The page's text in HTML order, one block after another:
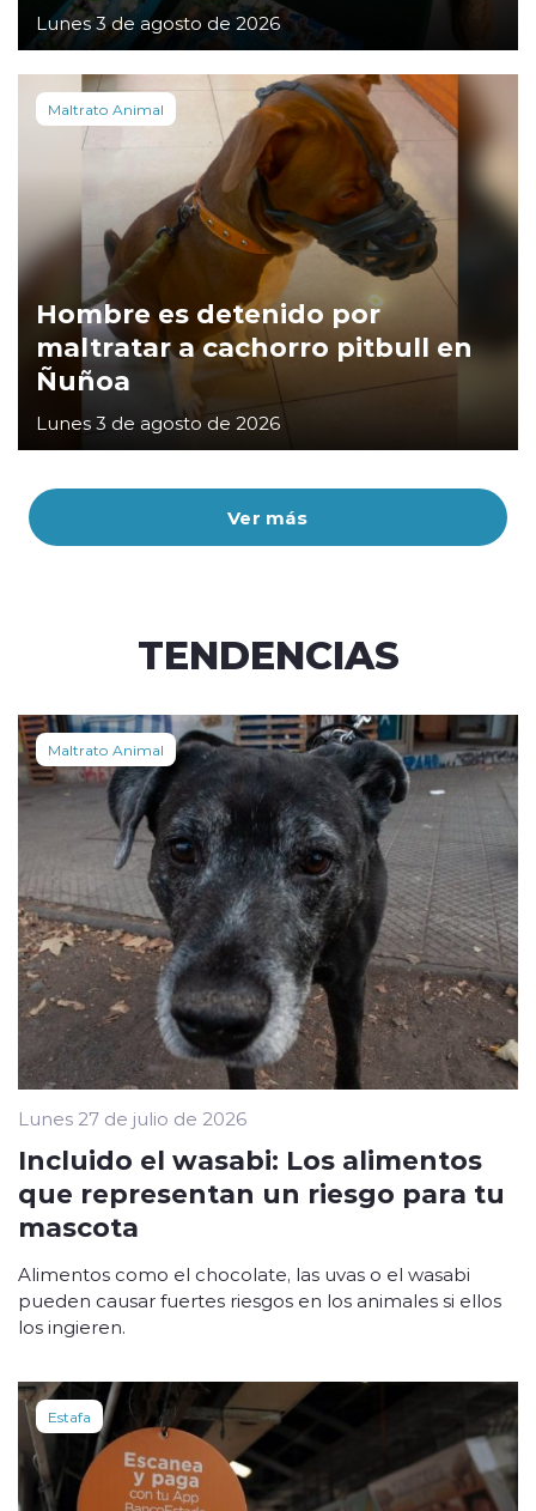
Ver más
Lunes 3 de agosto de 2026
Maltrato Animal
Hombre es detenido por
maltratar a cachorro pitbull en
Ñuñoa
Lunes 3 de agosto de 2026
TENDENCIAS
Maltrato Animal
Lunes 27 de julio de 2026
Incluido el wasabi: Los alimentos
que representan un riesgo para tu
mascota
Alimentos como el chocolate, las uvas o el wasabi
pueden causar fuertes riesgos en los animales si ellos
los ingieren.
Estafa